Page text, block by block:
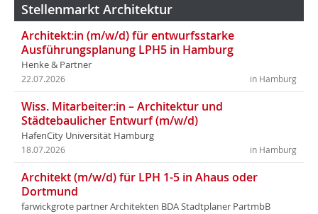
Stellenmarkt Architektur
Architekt:in (m/w/d) für entwurfsstarke
Ausführungsplanung LPH5 in Hamburg
Henke & Partner
in Hamburg
22.07.2026
Wiss. Mitarbeiter:in – Architektur und
Städtebaulicher Entwurf (m/w/d)
HafenCity Universität Hamburg
in Hamburg
18.07.2026
Architekt (m/w/d) für LPH 1-5 in Ahaus oder
Dortmund
farwickgrote partner Architekten BDA Stadtplaner PartmbB